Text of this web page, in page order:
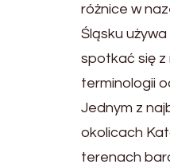
różnice w
Śląsku
spotkać się z
terminologii
Jednym z
okolicach
terenach